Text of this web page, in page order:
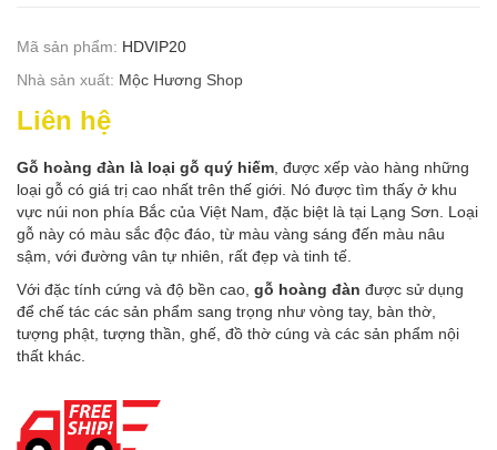
Mã sản phẩm: HDVIP20
Nhà sản xuất: Mộc Hương Shop
Liên hệ
Gỗ hoàng đàn là loại gỗ quý hiếm , được xếp vào hàng những
loại gỗ có giá trị cao nhất trên thế giới. Nó được tìm thấy ở khu
vực núi non phía Bắc của Việt Nam, đặc biệt là tại Lạng Sơn. Loại
gỗ này có màu sắc độc đáo, từ màu vàng sáng đến màu nâu
sậm, với đường vân tự nhiên, rất đẹp và tinh tế.
Với đặc tính cứng và độ bền cao, gỗ hoàng đàn được sử dụng
để chế tác các sản phẩm sang trọng như vòng tay, bàn thờ,
tượng phật, tượng thần, ghế, đồ thờ cúng và các sản phẩm nội
thất khác.